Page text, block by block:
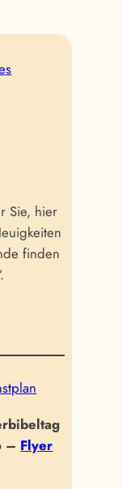
Sie, hier
finden
– Flyer